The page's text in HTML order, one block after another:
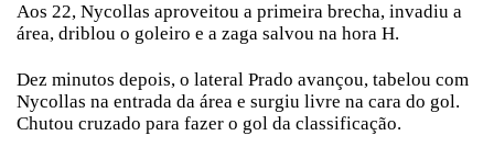
Aos 22, Nycollas aproveitou a primeira brecha, invadiu a
área, driblou o goleiro e a zaga salvou na hora H.
Dez minutos depois, o lateral Prado avançou, tabelou com
Nycollas na entrada da área e surgiu livre na cara do gol.
Chutou cruzado para fazer o gol da classificação.